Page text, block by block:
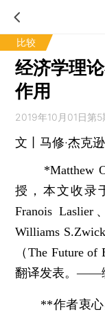
比较
经济学理
作用
2019年10月01日第5
文丨马修·杰克逊
*Matthew
授，本文收录
Franois Laslier
Williams
（The Future
翻译发表。——
**作者衷心感